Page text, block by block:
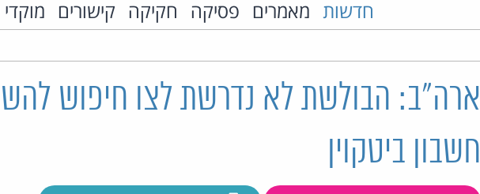
חדשות מאמרים פסיקה חקיקה קישורים
ארה"ב: הבולשת לא נדרשת לצו חיפוש
חשבון ביטקוין